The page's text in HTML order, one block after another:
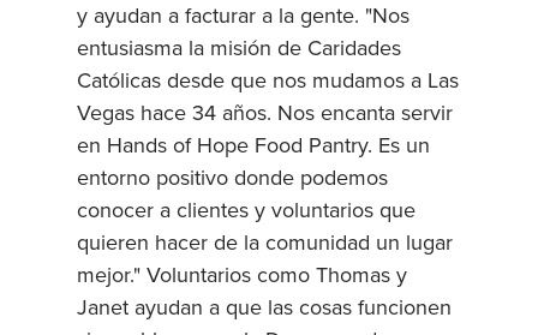
y ayudan a facturar a la gente. "Nos
entusiasma la misión de Caridades
Católicas desde que nos mudamos a Las
Vegas hace 34 años. Nos encanta servir
en Hands of Hope Food Pantry. Es un
entorno positivo donde podemos
conocer a clientes y voluntarios que
quieren hacer de la comunidad un lugar
mejor." Voluntarios como Thomas y
Janet ayudan a que las cosas funcionen